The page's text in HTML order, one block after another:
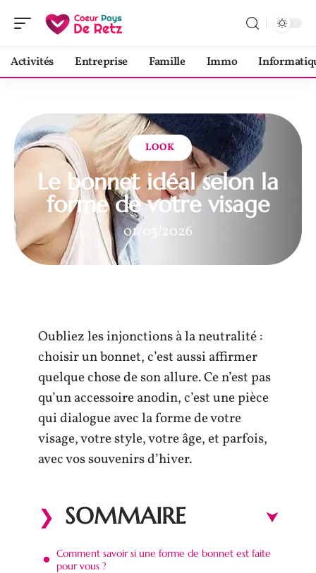
Activités Entreprise Famille Immo
LOOK
Le bonnet idéal selon la
forme de votre visage
01/03/2026
Oubliez les injonctions à la neutralité :
choisir un bonnet, c’est aussi affirmer
quelque chose de son allure. Ce n’est pas
qu’un accessoire anodin, c’est une pièce
qui dialogue avec la forme de votre
visage, votre style, votre âge, et parfois,
avec vos souvenirs d’hiver.
SOMMAIRE
Comment savoir si une forme de bonnet est faite
pour vous ?